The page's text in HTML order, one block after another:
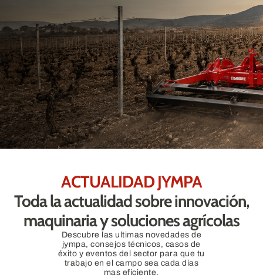
ACTUALIDAD JYMPA
Toda la actualidad sobre innovación,
maquinaria y soluciones agrícolas
Descubre las ultimas novedades de
jympa, consejos técnicos, casos de
éxito y eventos del sector para que tu
trabajo en el campo sea cada días
mas eficiente.